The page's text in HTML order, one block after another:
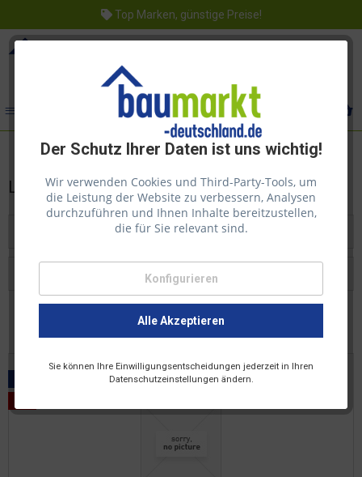
Top Marken, günstige Preise!
Der Schutz Ihrer Daten ist uns wichtig!
Wir verwenden Cookies und Third-Party-Tools, um
die Leistung der Website zu verbessern, Analysen
durchzuführen und Ihnen Inhalte bereitzustellen,
die für Sie relevant sind.
Konfigurieren
Alle Akzeptieren
Sie können Ihre Einwilligungsentscheidungen jederzeit in Ihren
Datenschutzeinstellungen ändern.
Lasita Maja
Beliebtheit
Vorherige Artikel laden
Versandkostenfrei